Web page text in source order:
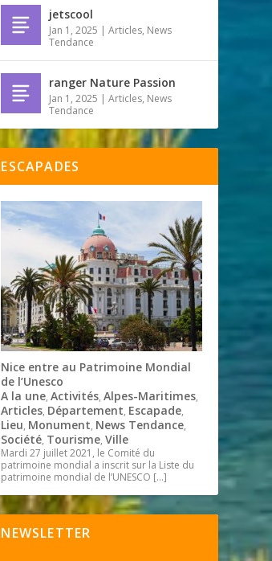
jetscool
Jan 1, 2025 |Articles, News
Tendance
ranger Nature Passion
Jan 1, 2025 |Articles, News
Tendance
ESCAPADES
Nice entre au Patrimoine Mondial
de l’Unesco
A la une,Activités,Alpes-Maritimes,
Articles, Département, Escapade,
Lieu, Monument, News Tendance,
Société, Tourisme,Ville
Mardi 27 juillet 2021, le Comité du
patrimoine mondial a inscrit sur la Liste du
patrimoine mondial de l’UNESCO […]
NEWSLETTER